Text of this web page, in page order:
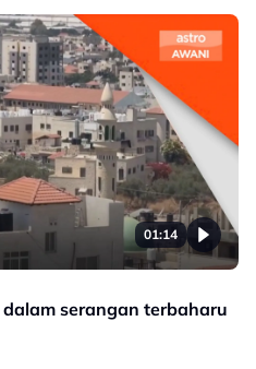
01:14
serangan terbaharu